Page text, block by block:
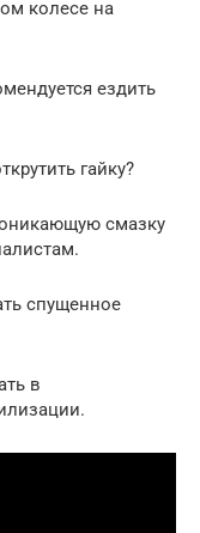
колесе на
ездить
гайку?
смазку
спущенное
в